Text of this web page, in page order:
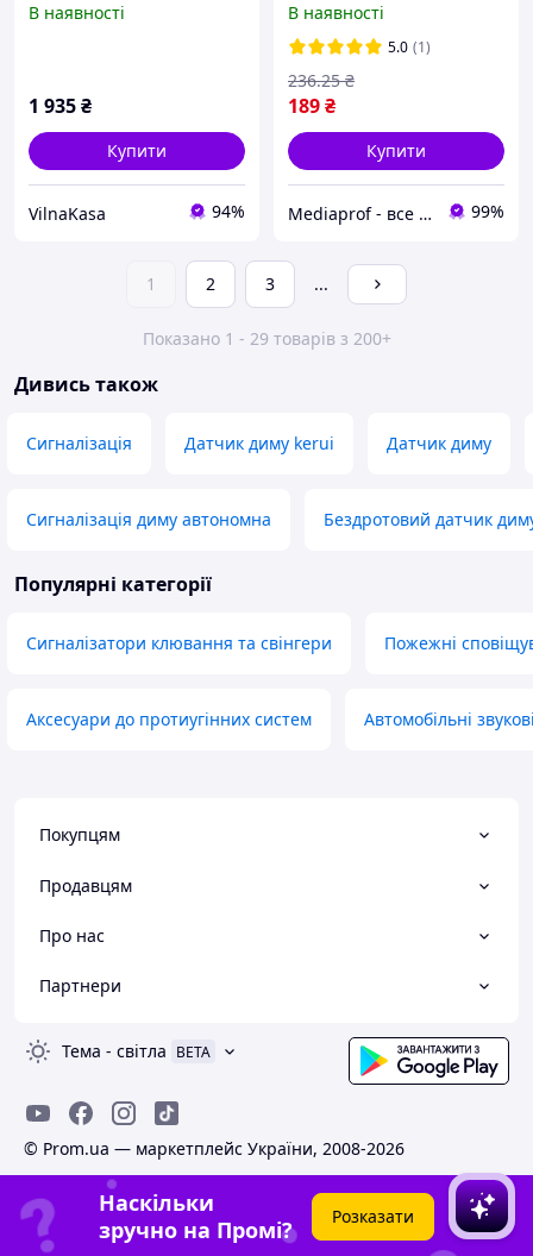
В наявності
1 935₴
Купити
VilnaKasa 94%
звуковою сигналізацією
В наявності
5.0 (1)
189₴
236.25 ₴
Купити
Mediaprof - все для підключення технологій 99%
1 2 3 ...
Показано 1 - 29 товарів з 200+
Дивись також
Сигналізація Датчик диму kerui Датчик диму
Сигналізація диму автономна Бездротовий датчик
Популярні категорії
Сигналізатори клювання та свінгери Пожежні
Аксесуари до протиугінних систем Автомобільні
Покупцям
Продавцям
Про нас
Партнери
Тема - світла BETA
© Prom.ua — маркетплейс України, 2008-2026
Наскільки
зручно на Промі?
Розказати